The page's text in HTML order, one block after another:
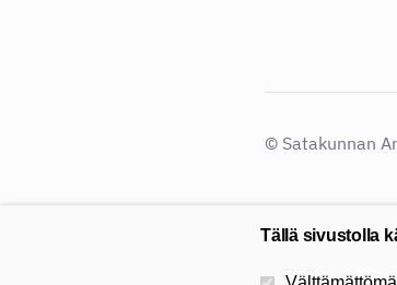
© Satakunnan
Tällä sivustolla
Valitse käytettävät